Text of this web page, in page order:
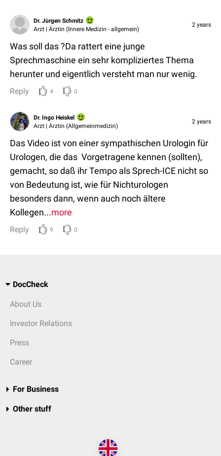
Dr. Jürgen Schmitz
Arzt | Ärztin (Innere Medizin - allgemein)
2 years
Was soll das ?Da rattert eine junge
Sprechmaschine ein sehr kompliziertes Thema
herunter und eigentlich versteht man nur wenig.
Reply 4 0
Dr. Ingo Heiskel
Arzt | Ärztin (Allgemeinmedizin)
2 years
Das Video ist von einer sympathischen Urologin für
Urologen, die das Vorgetragene kennen (sollten),
gemacht, so daß ihr Tempo als Sprech-ICE nicht so
von Bedeutung ist, wie für Nichturologen
besonders dann, wenn auch noch ältere
Kollegen...more
Reply 9 0
DocCheck
About Us
Investor Relations
Press
Career
For Business
Other stuff